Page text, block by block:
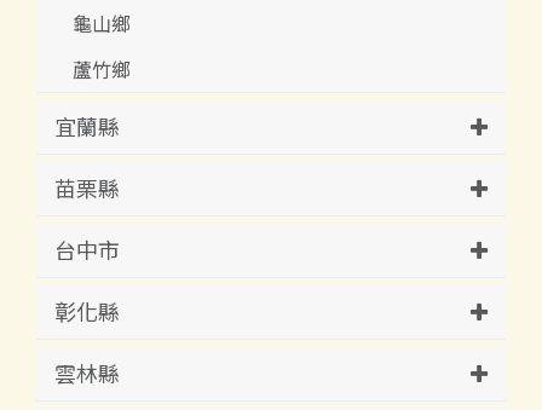
龜山鄉
蘆竹鄉
宜蘭縣
苗栗縣
台中市
彰化縣
雲林縣